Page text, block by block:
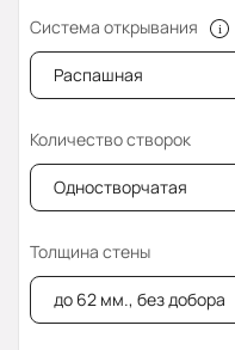
Система открывания
Распашная
Количество створок
Одностворчатая
Толщина стены
до 62 мм., без добора